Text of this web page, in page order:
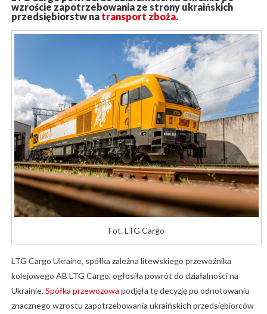
wzroście zapotrzebowania ze strony ukraińskich
przedsiębiorstw na transport zboża.
Fot. LTG Cargo
LTG Cargo Ukraine, spółka zależna litewskiego przewoźnika
kolejowego AB LTG Cargo, ogłosiła powrót do działalności na
Ukrainie.Spółka przewozowa podjęła tę decyzję po odnotowaniu
znacznego wzrostu zapotrzebowania ukraińskich przedsiębiorców